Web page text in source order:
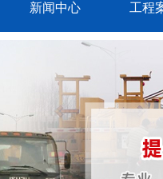
新闻中心 工程